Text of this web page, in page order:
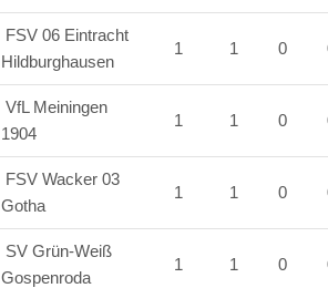
FSV 06 Eintracht
Hildburghausen
1 1 0
VfL Meiningen
1904
1 1 0
FSV Wacker 03
Gotha
1 1 0
SV Grün-Weiß
Gospenroda
1 1 0